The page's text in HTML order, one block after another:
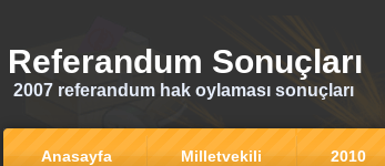
Referandum Sonuçları
2007 referandum hak oylaması sonuçları
Anasayfa Milletvekili 2010